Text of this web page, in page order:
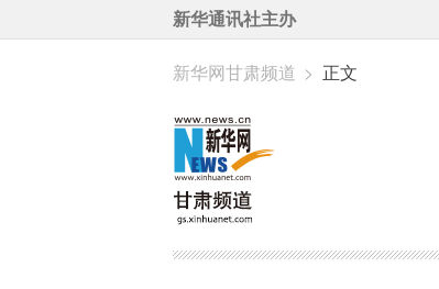
新华通讯社主办
新华网甘肃频道 > 正文